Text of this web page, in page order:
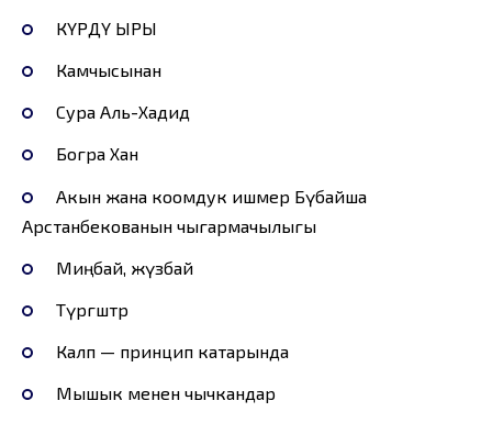
КҮРДҮ ЫРЫ
Камчысынан
Сура Аль-Хадид
Богра Хан
Акын жана коомдук ишмер Бүбайша
Арстанбекованын чыгармачылыгы
Миңбай, жүзбай
Түргөштөр
Калп — принцип катарында
Мышык менен чычкандар